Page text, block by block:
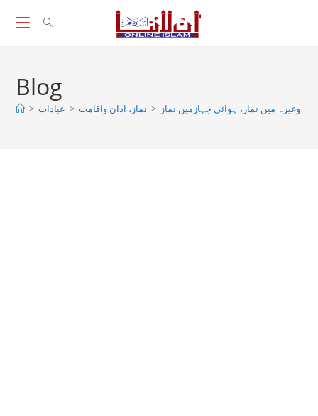
Blog
> عبادات > نماز، اذان واقامت > وغیرہ میں نماز، ہوائی جہازمیں نماز